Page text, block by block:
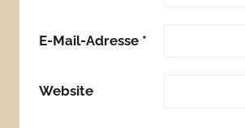
E-Mail-Adresse *
Website